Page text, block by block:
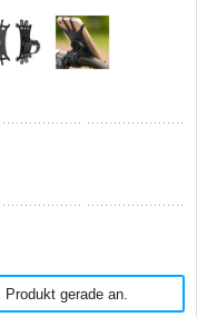
gerade an.